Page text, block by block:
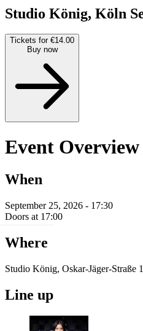
Studio König, Köln
Tickets for €14.00
Buy now
Event Overview
When
September 25, 2026 - 17:30
Doors at 17:00
Where
Studio König, Oskar-Jäger-Straße
Line up